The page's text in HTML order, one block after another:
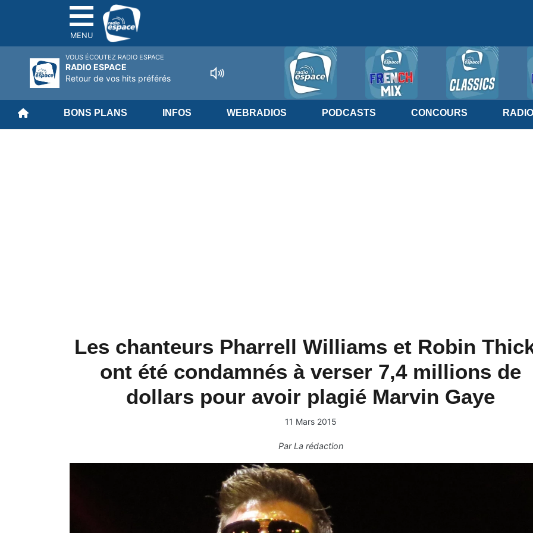
MENU
BONS PLANS INFOS WEBRADIOS PODCASTS CONCOURS RADIO
Les chanteurs Pharrell Williams et Robin
ont été condamnés à verser 7,4 millions de
dollars pour avoir plagié Marvin Gaye
11 Mars 2015
ParLa rédaction
VOUS ÉCOUTEZ RADIO ESPACE
RADIO ESPACE
Retour de vos hits préférés